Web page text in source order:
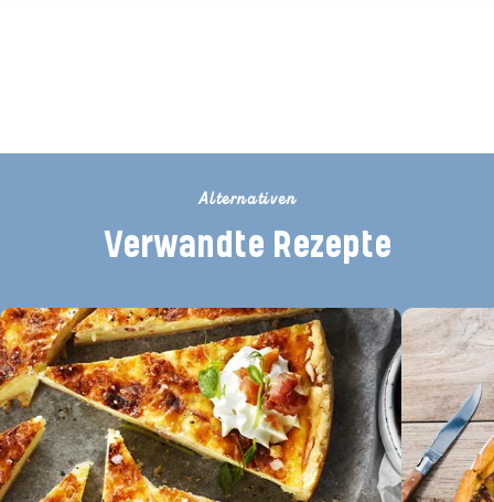
Alternativen
Verwandte Rezepte